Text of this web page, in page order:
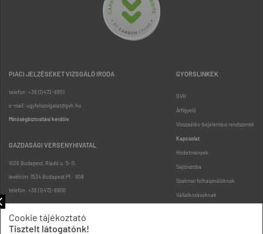
PIACI JELZÉSEKET VIZSGÁLÓ IRODA
telefon: +36 (1) 472-8851
e-mail: ugyfelszolgalat@gvh.hu
Minőségbiztosítási kérdőív
GAZDASÁGI VERSENYHIVATAL
1026 Budapest, Riadó u. 5-11.
levélcím: 1534 Budapest Pf.: 958
telefon: +36 (1) 472-8900
GYORSLINKEK
GVH
Árfigyelő
Visszaélés-bejelentési rendszerek
Kapcsolat
Hirdetmények
Sajtószoba
Szakmai felhasználóknak
Vállalkozásoknak
Cookie tájékoztató
Tisztelt látogatónk!